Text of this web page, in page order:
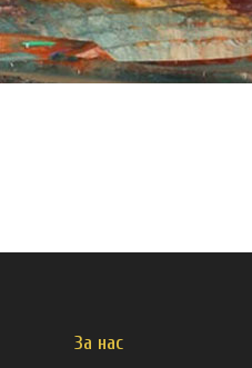
За нас